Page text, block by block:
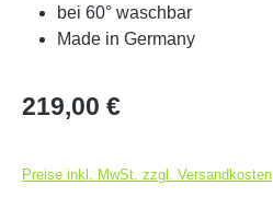
bei 60° waschbar
Made in Germany
Regulärer Preis:
219,00 €
Preise inkl. MwSt. zzgl. Versandkosten